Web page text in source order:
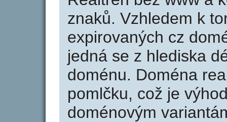
znaků. Vzhledem k
expirovaných cz
jedná se z hlediska
doménu. Doména
pomlčku, což je
doménovým